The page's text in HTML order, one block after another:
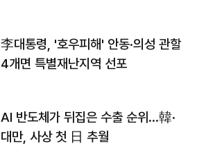
李대통령, '호우피해' 안동·의성 관할
4개면 특별재난지역 선포
AI 반도체가 뒤집은 수출 순위…韓·
대만, 사상 첫 日 추월